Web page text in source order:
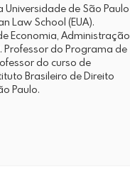
de São Paulo
Law School (EUA).
Economia, Administração
Professor do Programa de
do curso de
Brasileiro de Direito
Paulo.